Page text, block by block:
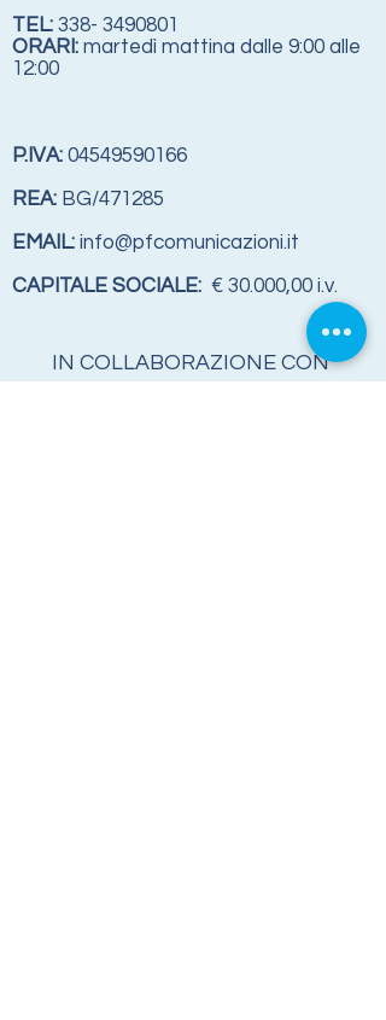
TEL: 338- 3490801
ORARI: martedì mattina dalle 9:00 alle
12:00
P.IVA: 04549590166
REA: BG/471285
EMAIL: info@pfcomunicazioni.it
CAPITALE SOCIALE: € 30.000,00 i.v.
IN COLLABORAZIONE CON